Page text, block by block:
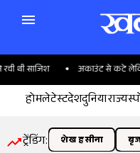
साजिश अकाउंट से कटे लेकिन
होमलेटेस्टदेशदुनियाराज्य
ट्रेंडिंग: शेख हसीना